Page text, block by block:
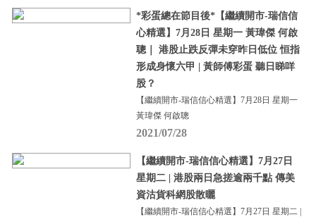
*彩蛋總在節目後*【繼續開市-瑞信信
心精選】7月28日 星期一 黃瑋傑 何啟
聰｜ 港股止跌反彈未穿昨日低位 恒指
形成身懷六甲 | 黃師傅彩蛋 聽日睇咩
股？
【繼續開市-瑞信信心精選】7月28日 星期一
黃瑋傑 何啟聰
2021/07/28
【繼續開市-瑞信信心精選】7月27日
星期二 | 港股兩日急搓逾兩千點 傳美
資沽貨科網股散曬
【繼續開市-瑞信信心精選】7月27日 星期二 |